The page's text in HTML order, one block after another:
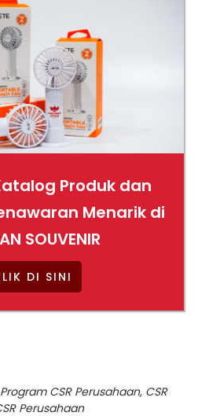
Produk dan
Menarik di
SOUVENIR
DI SINI
CSR Perusahaan, CSR
Perusahaan